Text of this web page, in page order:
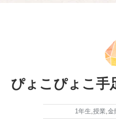
ぴょこぴょこ手
1年生,授業,金